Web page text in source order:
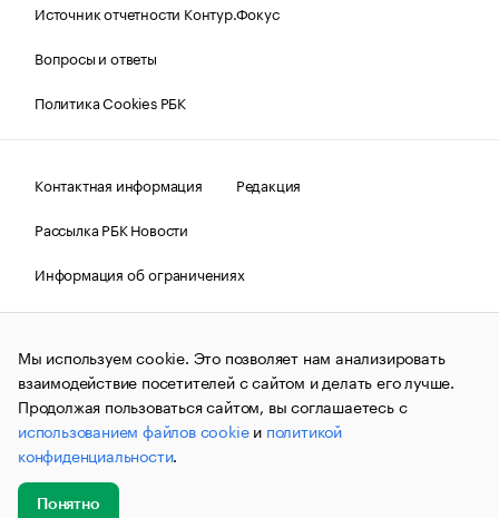
Источник отчетности Контур.Фокус
Вопросы и ответы
Политика Cookies РБК
Контактная информация
Редакция
Рассылка РБК Новости
Информация об ограничениях
Правовая информация
О соблюдении авторских прав
© АО «РОСБИЗНЕСКОНСАЛТИНГ»,1995–2026.Сообщения
и материалы информационного агентства «РБК»
(зарегистрировано Федеральной службой по надзору в сфере
связи, информационных технологий и массовых
коммуникаций (Роскомнадзор) 09.12.2015 за номером ИА
№ФС77-63848) сопровождаются пометкой «РБК». Отдельные
публикации могут содержать информацию,
не предназначенную для пользователей
до 18 лет.
Мы используем cookie. Это позволяет нам анализировать
взаимодействие посетителей с сайтом и делать его лучше.
Продолжая пользоваться сайтом, вы соглашаетесь с
использованием файлов cookieи политикой
конфиденциальности.
Понятно